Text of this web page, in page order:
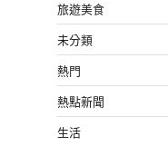
旅遊美食
未分類
熱門
熱點新聞
生活